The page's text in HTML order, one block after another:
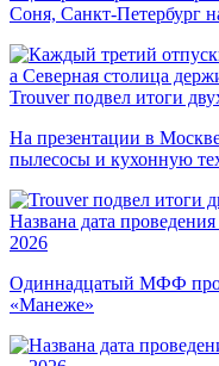
Соня, Санкт-Петербург
Trouver подвел итоги
На презентации в
пылесосы и кухонную
Названа дата
2026
Одиннадцатый МФФ
«Манеже»